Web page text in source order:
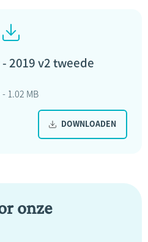
2019 v2 tweede
1.02 MB
DOWNLOADEN
onze